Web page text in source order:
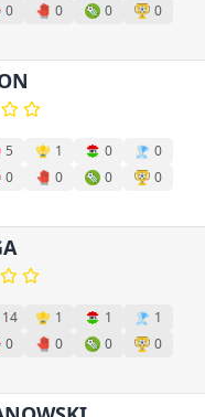
0 0 0
0
5 1 0
0
0 0 0
0
14 1 1
1
0 0 0
0